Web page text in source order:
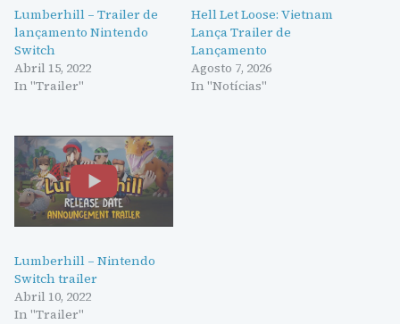
Lumberhill – Trailer de
lançamento Nintendo
Switch
Abril 15, 2022
In "Trailer"
Hell Let Loose: Vietnam
Lança Trailer de
Lançamento
Agosto 7, 2026
In "Notícias"
Lumberhill – Nintendo
Switch trailer
Abril 10, 2022
In "Trailer"